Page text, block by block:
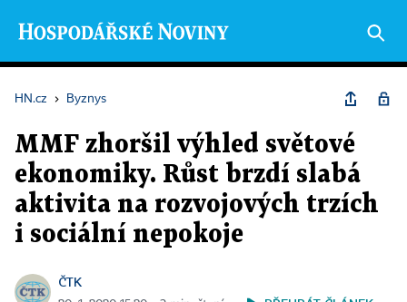
HN.cz › Byznys
MMF zhoršil výhled světové
ekonomiky. Růst brzdí slabá
aktivita na rozvojových trzích
i sociální nepokoje
ČTK